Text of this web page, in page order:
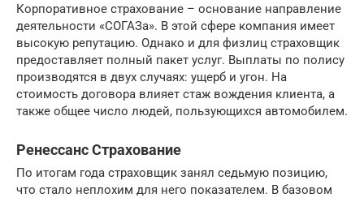
Корпоративное страхование – основание направление
деятельности «СОГАЗа». В этой сфере компания имеет
высокую репутацию. Однако и для физлиц страховщик
предоставляет полный пакет услуг. Выплаты по полису
производятся в двух случаях: ущерб и угон. На
стоимость договора влияет стаж вождения клиента, а
также общее число людей, пользующихся автомобилем.
Ренессанс Страхование
По итогам года страховщик занял седьмую позицию,
что стало неплохим для него показателем. В базовом